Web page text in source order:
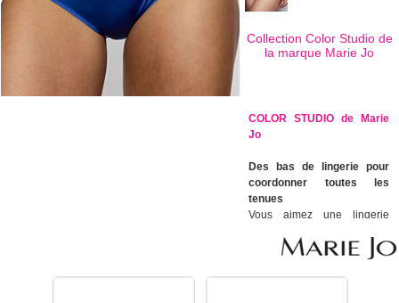
Collection Color Studio de
la marque Marie Jo
COLOR STUDIO de Marie
Jo
Des bas de lingerie pour
coordonner toutes les
tenues
Vous aimez une lingerie
Alors ces slips Basic ou Lace
de Color Studio de la
marque Marie Jo sont faits